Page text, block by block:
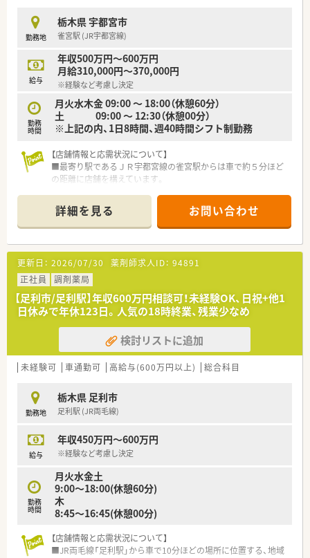
勤務地
栃木県 宇都宮市
雀宮駅 (JR宇都宮線)
給与
年収500万円～600万円
月給310,000円～370,000円
※経験など考慮し決定
勤務
時間
月火水木金 09:00 ～ 18:00（休憩60分）
土 09:00 ～ 12:30（休憩00分）
※上記の内、1日8時間、週40時間シフト制勤務
【店舗情報と応需状況について】
■最寄り駅であるＪＲ宇都宮線の雀宮駅からは車で約５分ほど
の距離に店舗を構えています。
ています。
■薬剤師は正社員３名とパート５名の計８名体制で、手厚い人員
配置により運営しています。
【募集背景と求める人物像について】
■体制強化を目的とした増員募集を行っており、長期的に活躍で
きる方を歓迎しています。
■年齢や性別、経験は一切不問としており、意欲を持って業務に
取り組める方を求めています。
■地域医療への貢献に関心が高く、在宅業務などの新しいスキル
習得に前向きな方が適しています。
【法人特徴について】
■宇都宮市内に3店舗を展開しており、地域に根差した薬局運営
■調剤薬局事業に加えて介護事業も展開しており、医療と介護の
連携に強みを持っています。
■会社として日本薬剤師会学術大会に参加するなど、学術研鑽に
【求人情報について】
て働くことが可能です。
■年収は500万円から600万円の間で提示され、経験や能力を考
慮して決定されます。
■雀ノ宮店舗では17時までの時短勤務も相談可能であり、柔軟
詳細を見る お問い合わせ
更新日： 2026/07/30 薬剤師求人ID： 94891
正社員
調剤薬局
【足利市/足利駅】年収600万円相談可！未経験OK、日祝+他1
日休みで年休123日。人気の18時終業、残業少なめ
検討リストに追加
未経験可 車通勤可 高給与(600万円以上) 総合科目
勤務地
栃木県 足利市
足利駅 (JR両毛線)
給与
年収450万円～600万円
※経験など考慮し決定
勤務
時間
月火水金土
9:00～18:00(休憩60分)
木
8:45～16:45(休憩00分)
【店舗情報と応需状況について】
■JR両毛線「足利駅」から車で10分ほどの場所に位置する、地域